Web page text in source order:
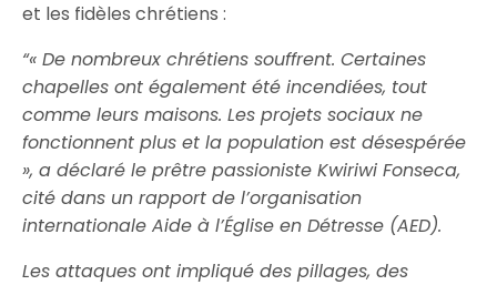
et les fidèles chrétiens :
“« De nombreux chrétiens souffrent. Certaines
chapelles ont également été incendiées, tout
comme leurs maisons. Les projets sociaux ne
fonctionnent plus et la population est désespérée
», a déclaré le prêtre passioniste Kwiriwi Fonseca,
cité dans un rapport de l’organisation
internationale Aide à l’Église en Détresse (AED).
Les attaques ont impliqué des pillages, des